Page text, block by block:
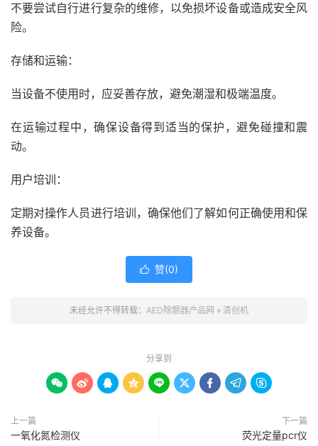
不要尝试自行进行复杂的维修，以免损坏设备或造成安全风
险。
存储和运输：
当设备不使用时，应妥善存放，避免潮湿和极端温度。
在运输过程中，确保设备得到适当的保护，避免碰撞和震
动。
用户培训：
定期对操作人员进行培训，确保他们了解如何正确使用和保
养设备。
 赞(0)
未经允许不得转载： AED除颤器产品网 » 清创机
分享到
        
上一篇
一氧化氮检测仪
下一篇
荧光定量pcr仪